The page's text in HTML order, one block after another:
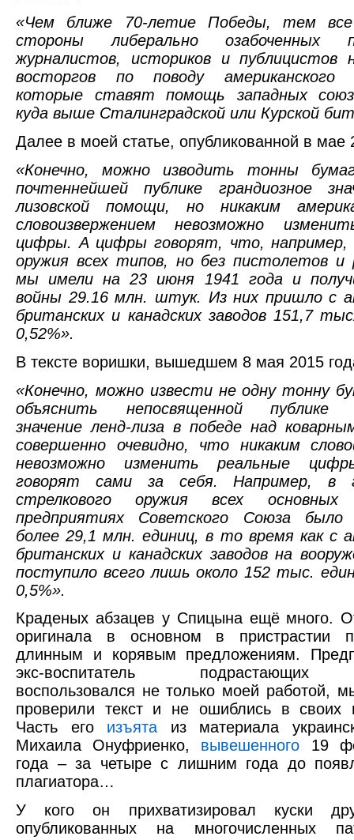
«Чем ближе 70-летие Победы, тем
стороны либерально озабоченных
журналистов, историков и публицистов
восторгов по поводу американского
которые ставят помощь западных
куда выше Сталинградской или Курской
Далее в моей статье, опубликованной в мае
«Конечно, можно изводить тонны
почтеннейшей публике грандиозное
лизовской помощи, но никаким
словоизвержением невозможно
цифры. А цифры говорят, что, например,
оружия всех типов, но без пистолетов и
мы имели на 23 июня 1941 года и
войны 29.16 млн. штук. Из них пришло с
британских и канадских заводов 151,7
0,52%».
В тексте воришки, вышедшем 8 мая 2015
«Конечно, можно извести не одну тонну
объяснить непосвященной публике
значение ленд-лиза в победе над
совершенно очевидно, что никаким
невозможно изменить реальные
говорят сами за себя. Например, в
стрелкового оружия всех
предприятиях Советского Союза было
более 29,1 млн. единиц, в то время как с
британских и канадских заводов на
поступило всего лишь около 152 тыс.
0,5%».
Краденых абзацев у Спицына ещё много.
оригинала в основном в пристрастии
длинным и корявым предложениям.
экс-воспитатель подрастающих
воспользовался не только моей работой,
проверили текст и не ошиблись в своих
Часть его изъята из материала
Михаила Онуфриенко, вывешенного 19
года – за четыре с лишним года до
плагиатора…
У кого он прихватизировал куски
опубликованных на многочисленных